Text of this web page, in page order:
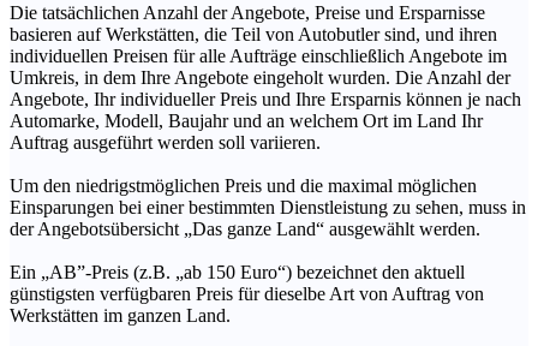
Die tatsächlichen Anzahl der Angebote, Preise und Ersparnisse
basieren auf Werkstätten, die Teil von Autobutler sind, und ihren
individuellen Preisen für alle Aufträge einschließlich Angebote im
Umkreis, in dem Ihre Angebote eingeholt wurden. Die Anzahl der
Angebote, Ihr individueller Preis und Ihre Ersparnis können je nach
Automarke, Modell, Baujahr und an welchem Ort im Land Ihr
Auftrag ausgeführt werden soll variieren.
Um den niedrigstmöglichen Preis und die maximal möglichen
Einsparungen bei einer bestimmten Dienstleistung zu sehen, muss in
der Angebotsübersicht „Das ganze Land“ ausgewählt werden.
Ein „AB”-Preis (z.B. „ab 150 Euro“) bezeichnet den aktuell
günstigsten verfügbaren Preis für dieselbe Art von Auftrag von
Werkstätten im ganzen Land.